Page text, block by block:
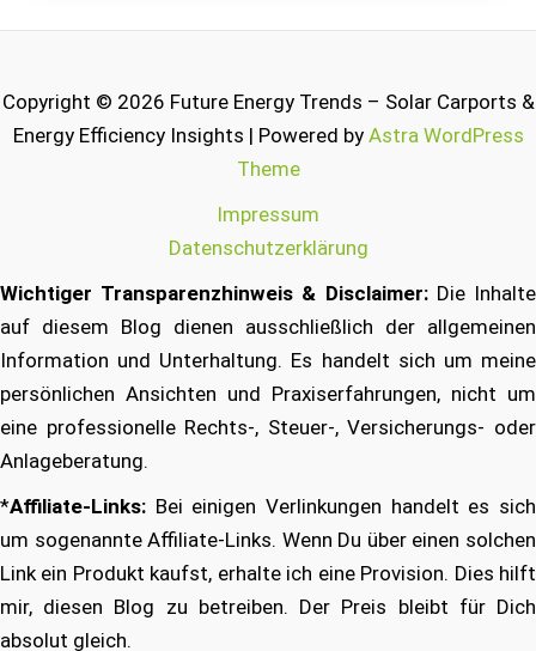
Copyright © 2026 Future Energy Trends – Solar Carports &
Energy Efficiency Insights | Powered by Astra WordPress
Theme
Impressum
Datenschutzerklärung
Wichtiger Transparenzhinweis & Disclaimer:Die Inhalte
auf diesem Blog dienen ausschließlich der allgemeinen
Information und Unterhaltung. Es handelt sich um meine
persönlichen Ansichten und Praxiserfahrungen, nicht um
eine professionelle Rechts-, Steuer-, Versicherungs- oder
Anlageberatung.
*Affiliate-Links: Bei einigen Verlinkungen handelt es sich
um sogenannte Affiliate-Links. Wenn Du über einen solchen
Link ein Produkt kaufst, erhalte ich eine Provision. Dies hilft
mir, diesen Blog zu betreiben. Der Preis bleibt für Dich
absolut gleich.